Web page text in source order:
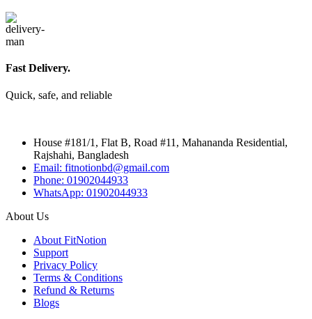
Fast Delivery.
Quick, safe, and reliable
House #181/1, Flat B, Road #11, Mahananda Residential,
Rajshahi, Bangladesh
Email: fitnotionbd@gmail.com
Phone: 01902044933
WhatsApp: 01902044933
About Us
About FitNotion
Support
Privacy Policy
Terms & Conditions
Refund & Returns
Blogs